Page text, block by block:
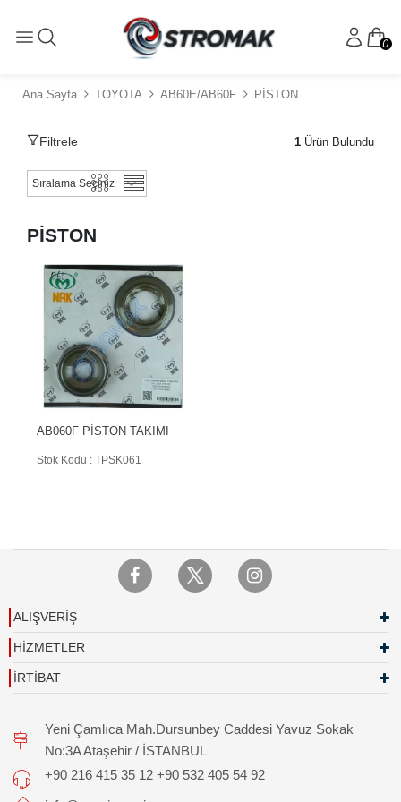
0
Ana Sayfa TOYOTA AB60E/AB60F PİSTON
Filtrele 1 Ürün Bulundu
PİSTON
AB060F PİSTON TAKIMI
Stok Kodu : TPSK061
ALIŞVERİŞ
HİZMETLER
İRTİBAT
Yeni Çamlıca Mah.Dursunbey Caddesi Yavuz Sokak
No:3A Ataşehir / İSTANBUL
+90 216 415 35 12 +90 532 405 54 92